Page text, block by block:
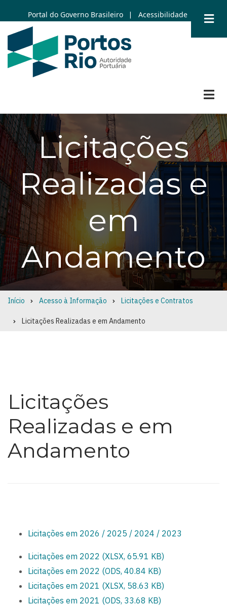
to
main
content
Portal do Governo Brasileiro | Acessibilidade
Licitações
Realizadas e
em
Andamento
Breadcrumb
Início Acesso à Informação Licitações e Contratos
Licitações Realizadas e em Andamento
Licitações
Realizadas e em
Andamento
Licitações em 2026 / 2025 / 2024 / 2023
Licitações em 2022 (XLSX, 65.91 KB)
Licitações em 2022 (ODS, 40.84 KB)
Licitações em 2021 (XLSX, 58.63 KB)
Licitações em 2021 (ODS, 33.68 KB)